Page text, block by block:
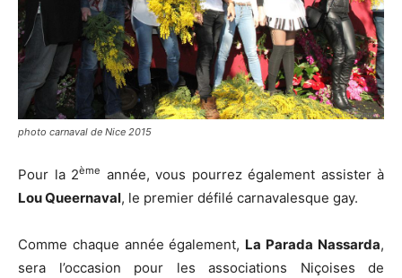
photo carnaval de Nice 2015
Pour la 2ème année, vous pourrez également assister à
Lou Queernaval, le premier défilé carnavalesque gay.
Comme chaque année également, La Parada Nassarda,
sera l’occasion pour les associations Niçoises de